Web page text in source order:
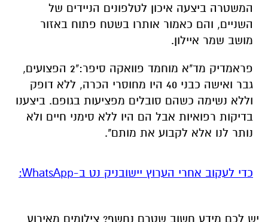
המשטרה ביצעה איכון לטלפונים הניידים של
השניים, והם כאמור אותרו בשטח פתוח באזור
מושב שמר איילון.
פראמדיק מד"א מוחמד פוואקה סיפר:"2 הפצועים,
גבר ואישה כבני 40 היו מחוסרי הכרה, ללא דופק
וללא נשימה כשהם סובלים מפציעות בגופם. ביצענו
בדיקות רפואיות אבל הם היו ללא סימני חיים ולא
נותר לנו אלא לקבוע את מותם".
‏כדי לעקוב אחרי הערוץ יישובניק נט ב-WhatsApp:‏‏‏
יש לכם מידע חשוב שטרם נחשף? צילומים מאירוע